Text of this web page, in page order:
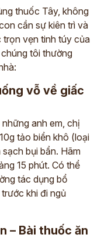
thuốc Tây, không
cần sự kiên trì và
vẹn tinh túy của
tôi thường
vỗ về giấc
anh em, chị
tảo biển khô (loại
bụi bẩn. Hãm
15 phút. Có thể
tác dụng bổ
khi đi ngủ
– Bài thuốc ăn